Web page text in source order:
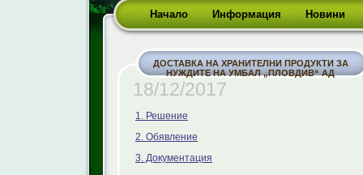
Начало Информация Новини
ДОСТАВКА НА ХРАНИТЕЛНИ ПРОДУКТИ ЗА
НУЖДИТЕ НА УМБАЛ „ПЛОВДИВ“ АД
18/12/2017
1. Решение
2. Обявление
3. Документация